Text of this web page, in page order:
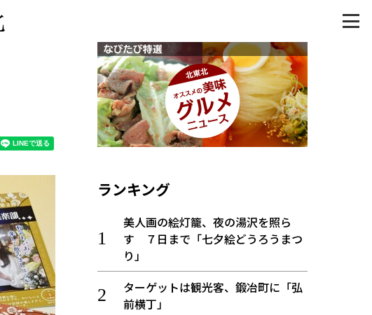
ランキング
美人画の絵灯籠、夜の湯沢を照ら
す ７日まで「七夕絵どうろうまつ
り」
ターゲットは観光客、鍛冶町に「弘
前横丁」